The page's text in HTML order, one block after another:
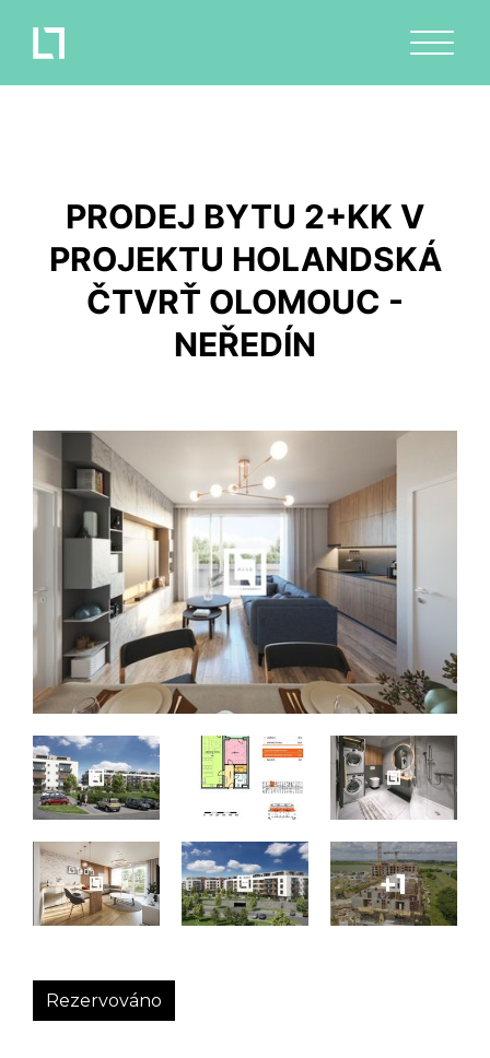
PRODEJ BYTU 2+KK V
PROJEKTU HOLANDSKÁ
ČTVRŤ OLOMOUC -
NEŘEDÍN
Rezervováno